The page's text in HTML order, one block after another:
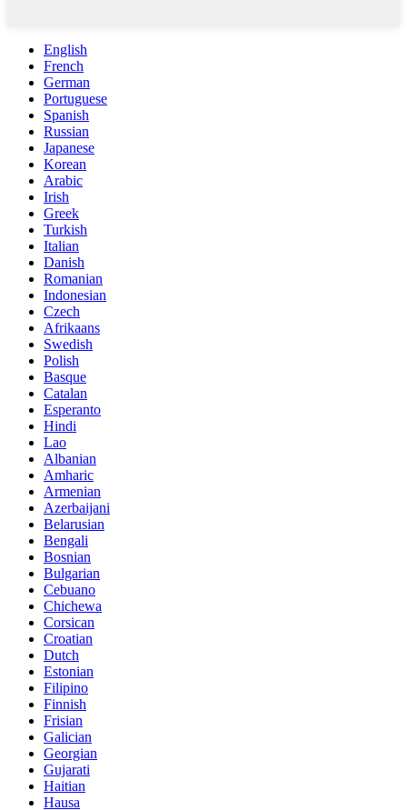
English
French
German
Portuguese
Spanish
Russian
Japanese
Korean
Arabic
Irish
Greek
Turkish
Italian
Danish
Romanian
Indonesian
Czech
Afrikaans
Swedish
Polish
Basque
Catalan
Esperanto
Hindi
Lao
Albanian
Amharic
Armenian
Azerbaijani
Belarusian
Bengali
Bosnian
Bulgarian
Cebuano
Chichewa
Corsican
Croatian
Dutch
Estonian
Filipino
Finnish
Frisian
Galician
Georgian
Gujarati
Haitian
Hausa